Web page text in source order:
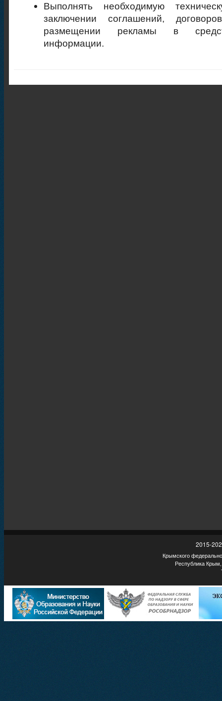
Выполнять необходимую
заключении соглашений,
размещении рекламы в
информации.
2015-
Крымского
Республика